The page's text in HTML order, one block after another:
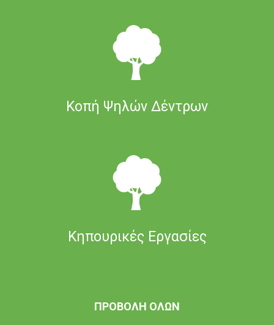
Κοπή Ψηλών Δέντρων
Κηπουρικές Εργασίες
ΠΡΟΒΟΛΗ ΟΛΩΝ